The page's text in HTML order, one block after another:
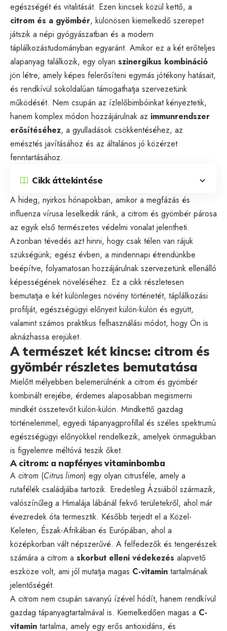
egészségét és vitalitását. Ezen kincsek közül kettő, a
citrom és a gyömbér, különösen kiemelkedő szerepet
játszik a népi gyógyászatban és a modern
táplálkozástudományban egyaránt. Amikor ez a két erőteljes
alapanyag találkozik, egy olyan szinergikus kombináció
jön létre, amely képes felerősíteni egymás jótékony hatásait,
és rendkívül sokoldalúan támogathatja szervezetünk
működését. Nem csupán az ízlelőbimbóinkat kényeztetik,
hanem komplex módon hozzájárulnak az immunrendszer
erősítéséhez, a gyulladások csökkentéséhez, az
emésztés javításához és az általános jó közérzet
fenntartásához.
Cikk áttekintése
A hideg, nyirkos hónapokban, amikor a megfázás és
influenza vírusa leselkedik ránk, a citrom és gyömbér párosa
az egyik első természetes védelmi vonalat jelentheti.
Azonban tévedés azt hinni, hogy csak télen van rájuk
szükségünk; egész évben, a mindennapi étrendünkbe
beépítve, folyamatosan hozzájárulnak szervezetünk ellenálló
képességének növeléséhez. Ez a cikk részletesen
bemutatja e két különleges növény történetét, táplálkozási
profilját, egészségügyi előnyeit külön-külön és együtt,
valamint számos praktikus felhasználási módot, hogy Ön is
aknázhassa erejüket.
A természet két kincse: citrom és
gyömbér részletes bemutatása
Mielőtt mélyebben belemerülnénk a citrom és gyömbér
kombinált erejébe, érdemes alaposabban megismerni
mindkét összetevőt külön-külön. Mindkettő gazdag
történelemmel, egyedi tápanyagprofillal és széles spektrumú
egészségügyi előnyökkel rendelkezik, amelyek önmagukban
is figyelemre méltóvá teszik őket.
A citrom: a napfényes vitaminbomba
A citrom (Citrus limon) egy olyan citrusféle, amely a
rutafélék családjába tartozik. Eredetileg Ázsiából származik,
valószínűleg a Himalája lábánál fekvő területekről, ahol már
évezredek óta termesztik. Később terjedt el a Közel-
Keleten, Észak-Afrikában és Európában, ahol a
középkorban vált népszerűvé. A felfedezők és tengerészek
számára a citrom a skorbut elleni védekezés alapvető
eszköze volt, ami jól mutatja magas C-vitamin tartalmának
jelentőségét.
A citrom nem csupán savanyú ízével hódít, hanem rendkívül
gazdag tápanyagtartalmával is. Kiemelkedően magas a C-
vitamin tartalma, amely egy erős antioxidáns, és